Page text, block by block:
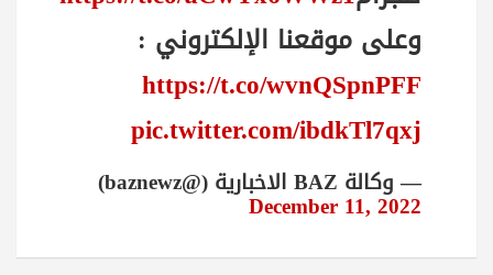
وعلى موقعنا الإلكتروني :
https://t.co/wvnQSpnPFF
pic.twitter.com/ibdkTl7qxj
— وكالة BAZ الاخبارية (@baznewz)
December 11, 2022